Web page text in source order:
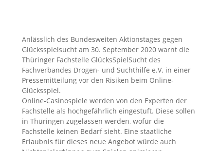
Anlässlich des Bundesweiten Aktionstages gegen
Glücksspielsucht am 30. September 2020 warnt die
Thüringer Fachstelle GlücksSpielSucht des
Fachverbandes Drogen- und Suchthilfe e.V. in einer
Pressemitteilung vor den Risiken beim Online-
Glücksspiel.
Online-Casinospiele werden von den Experten der
Fachstelle als hochgefährlich eingestuft. Diese sollen
in Thüringen zugelassen werden, wofür die
Fachstelle keinen Bedarf sieht. Eine staatliche
Erlaubnis für dieses neue Angebot würde auch